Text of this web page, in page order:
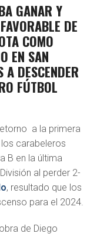
GANAR Y
DE
COMO
EN SAN
A DESCENDER
FÚTBOL
a la primera
carabeleros
B en la última
al perder 2-
, resultado que los
para el 2024.
de Diego